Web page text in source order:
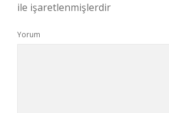
ile işaretlenmişlerdir
Yorum